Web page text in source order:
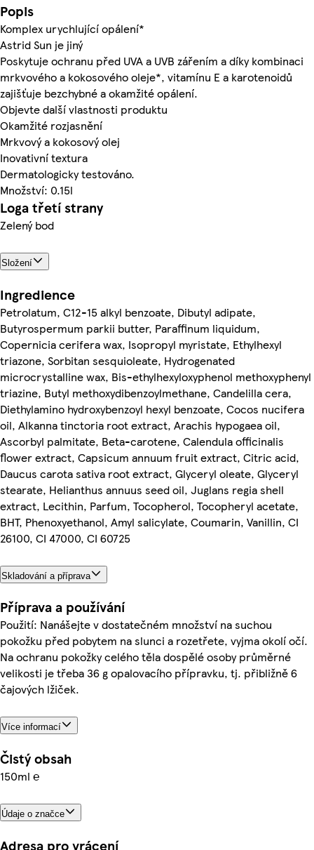
Popis
Komplex urychlující opálení*
Astrid Sun je jiný
Poskytuje ochranu před UVA a UVB zářením a díky kombinaci
mrkvového a kokosového oleje*, vitamínu E a karotenoidů
zajišťuje bezchybné a okamžité opálení.
Objevte další vlastnosti produktu
Okamžité rozjasnění
Mrkvový a kokosový olej
Inovativní textura
Dermatologicky testováno.
Množství: 0.15l
Loga třetí strany
Zelený bod
Složení
Ingredience
Petrolatum, C12-15 alkyl benzoate, Dibutyl adipate,
Butyrospermum parkii butter, Paraffinum liquidum,
Copernicia cerifera wax, Isopropyl myristate, Ethylhexyl
triazone, Sorbitan sesquioleate, Hydrogenated
microcrystalline wax, Bis-ethylhexyloxyphenol methoxyphenyl
triazine, Butyl methoxydibenzoylmethane, Candelilla cera,
Diethylamino hydroxybenzoyl hexyl benzoate, Cocos nucifera
oil, Alkanna tinctoria root extract, Arachis hypogaea oil,
Ascorbyl palmitate, Beta-carotene, Calendula officinalis
flower extract, Capsicum annuum fruit extract, Citric acid,
Daucus carota sativa root extract, Glyceryl oleate, Glyceryl
stearate, Helianthus annuus seed oil, Juglans regia shell
extract, Lecithin, Parfum, Tocopherol, Tocopheryl acetate,
BHT, Phenoxyethanol, Amyl salicylate, Coumarin, Vanillin, CI
26100, CI 47000, CI 60725
Skladování a příprava
Příprava a používání
Použití: Nanášejte v dostatečném množství na suchou
pokožku před pobytem na slunci a rozetřete, vyjma okolí očí.
Na ochranu pokožky celého těla dospělé osoby průměrné
velikosti je třeba 36 g opalovacího přípravku, tj. přibližně 6
čajových lžiček.
Více informací
Čistý obsah
150ml ℮
Údaje o značce
Adresa pro vrácení